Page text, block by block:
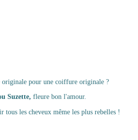
originale pour une coiffure originale ?
Suzette, fleure bon l'amour.
tous les cheveux même les plus rebelles !